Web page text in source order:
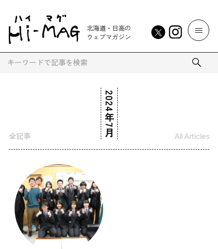
北海道・日高の
ウェブマガジン
2024年7月
全記事 All Articles